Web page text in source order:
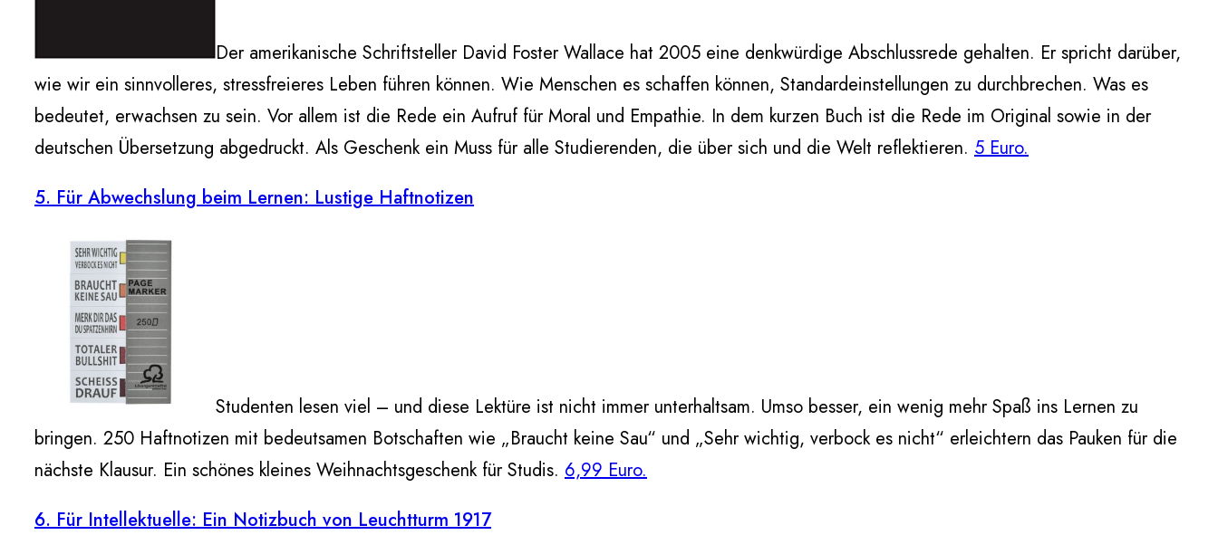
Der amerikanische Schriftsteller David Foster Wallace hat 2005 eine denkwürdige Abschlussrede gehalten. Er spricht darüber,
wie wir ein sinnvolleres, stressfreieres Leben führen können. Wie Menschen es schaffen können, Standardeinstellungen zu durchbrechen. Was es
bedeutet, erwachsen zu sein. Vor allem ist die Rede ein Aufruf für Moral und Empathie. In dem kurzen Buch ist die Rede im Original sowie in der
deutschen Übersetzung abgedruckt. Als Geschenk ein Muss für alle Studierenden, die über sich und die Welt reflektieren. 5 Euro.
5. Für Abwechslung beim Lernen: Lustige Haftnotizen
Studenten lesen viel – und diese Lektüre ist nicht immer unterhaltsam. Umso besser, ein wenig mehr Spaß ins Lernen zu
bringen. 250 Haftnotizen mit bedeutsamen Botschaften wie „Braucht keine Sau“ und „Sehr wichtig, verbock es nicht“ erleichtern das Pauken für die
nächste Klausur. Ein schönes kleines Weihnachtsgeschenk für Studis. 6,99 Euro.
6. Für Intellektuelle: Ein Notizbuch von Leuchtturm 1917